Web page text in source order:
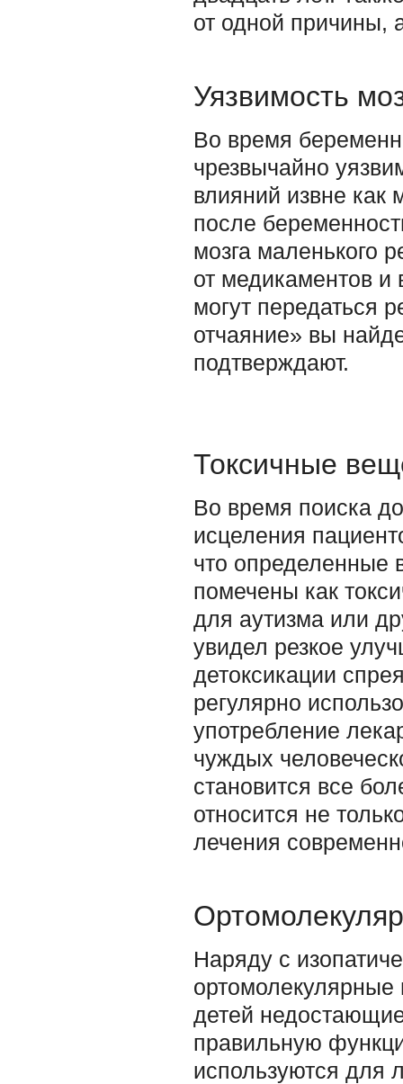
от одной причины,
Уязвимость
Во время
чрезвычайно
влияний извне как
после
мозга маленького
от медикаментов и
могут передаться
отчаяние» вы
подтверждают.
Токсичные
Во время поиска
исцеления
что определенные
помечены как
для аутизма или
увидел резкое
детоксикации
регулярно
употребление
чуждых
становится все
относится не
лечения
Наряду с
детей
правильную
используются для